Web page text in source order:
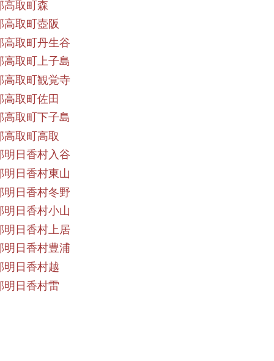
高取町森
高取町壺阪
高取町丹生谷
高取町上子島
高取町観覚寺
取町佐田
高取町下子島
高取町高取
明日香村入谷
明日香村東山
明日香村冬野
明日香村小山
明日香村上居
明日香村豊浦
明日香村越
明日香村雷